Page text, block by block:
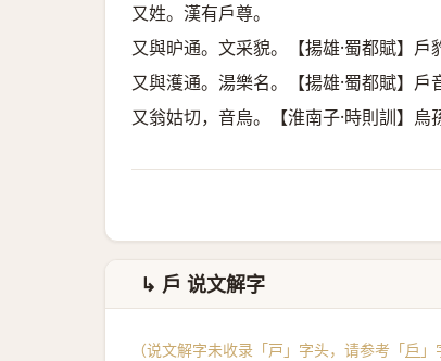
又姓。漢有戶尊。
又與昈通。文采貌。【揚雄·蜀都賦】戶
又與濩通。湯樂名。【揚雄·蜀都賦】戶
又翁姑切，音烏。【淮南子·時則訓】烏
↳ 戶 说文解字
（说文解字未收录「戸」字头，请参考「戶 」